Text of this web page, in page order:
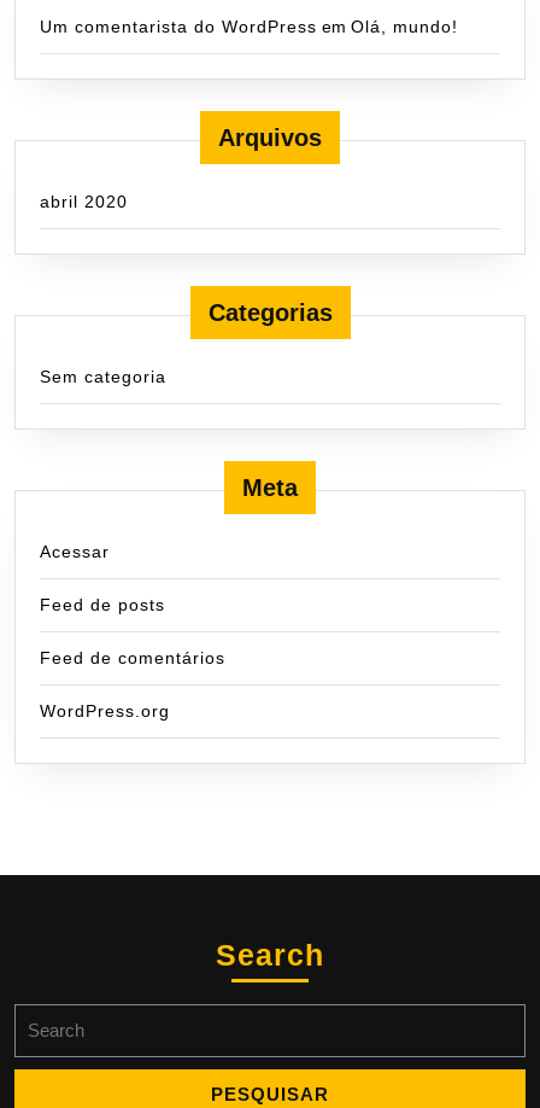
Um comentarista do WordPress em Olá, mundo!
Arquivos
abril 2020
Categorias
Sem categoria
Meta
Acessar
Feed de posts
Feed de comentários
WordPress.org
Search
for: